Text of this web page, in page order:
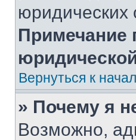
юридических
Примечание
Вернуться к
» Почему я
Возможно,